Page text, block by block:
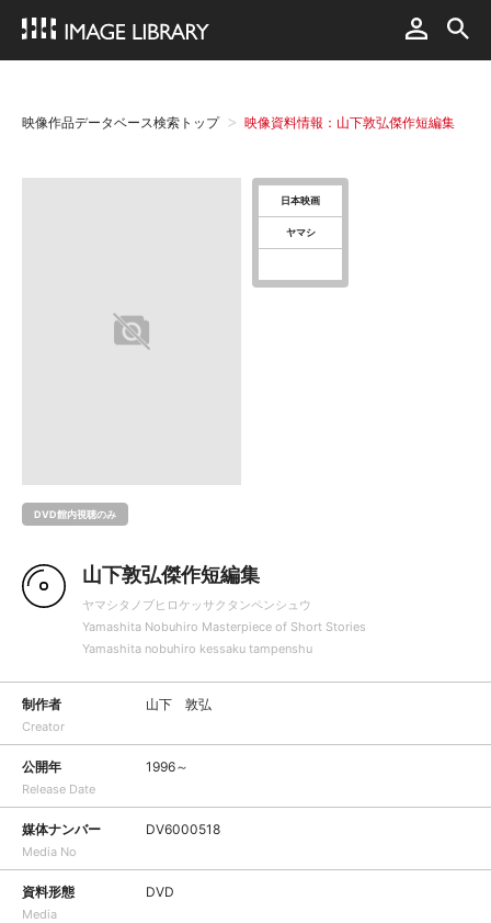
映像作品データベース検索トップ 映像資料情報：山下敦弘傑作短編集
DVD館内視聴のみ
日本映画
ヤマシ
山下敦弘傑作短編集
ヤマシタノブヒロケッサクタンペンシュウ
Yamashita Nobuhiro Masterpiece of Short Stories
Yamashita nobuhiro kessaku tampenshu
制作者
Creator
山下 敦弘
公開年
Release Date
1996～
媒体ナンバー
Media No
DV6000518
資料形態
Media
DVD